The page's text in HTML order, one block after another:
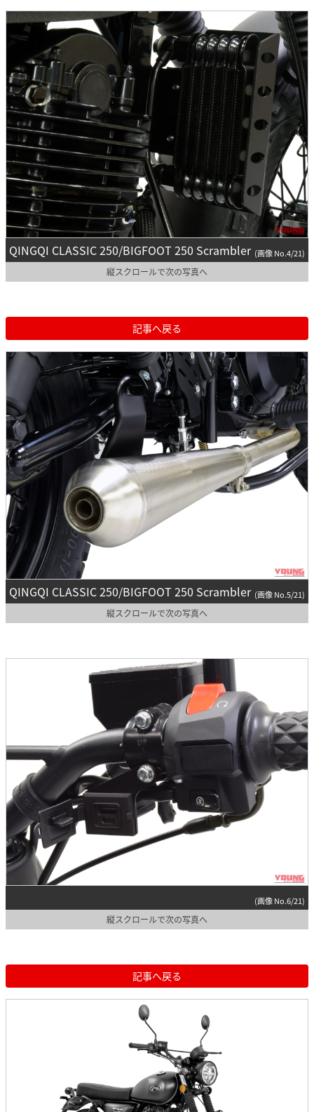
QINGQI CLASSIC 250/BIGFOOT 250 Scrambler (画像 No.4/21)
縦スクロールで次の写真へ
記事へ戻る
QINGQI CLASSIC 250/BIGFOOT 250 Scrambler (画像 No.5/21)
縦スクロールで次の写真へ
(画像 No.6/21)
縦スクロールで次の写真へ
記事へ戻る